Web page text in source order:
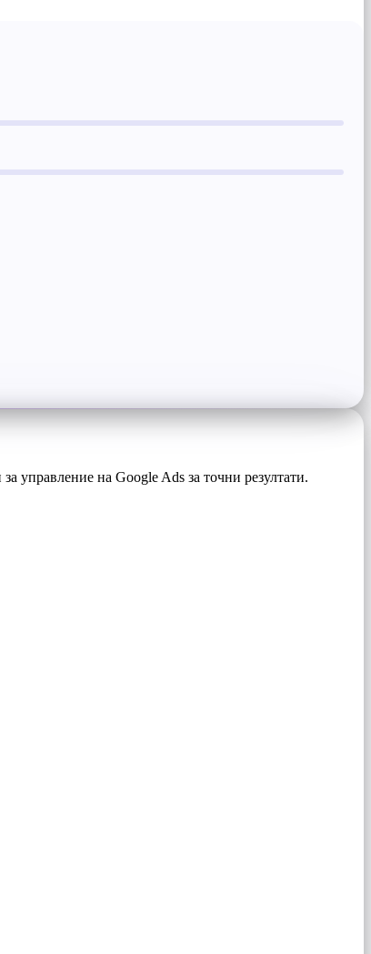
управление на Google Ads за точни резултати.